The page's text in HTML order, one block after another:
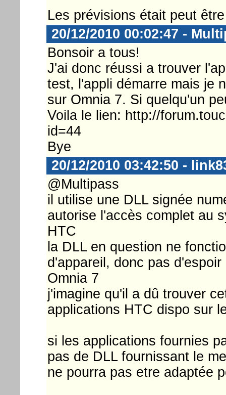
Les prévisions était peut
20/12/2010 00:02:47 -
Bonsoir a tous!
J'ai donc réussi a trouver
test, l'appli démarre mais je
sur Omnia 7. Si quelqu'un
Voila le lien: http://
id=44
Bye
20/12/2010 03:42:50 -
@Multipass
il utilise une DLL signée
autorise l'accès complet au
HTC
la DLL en question ne
d'appareil, donc pas
Omnia 7
j'imagine qu'il a dû trouver
applications HTC dispo sur
si les applications fournies
pas de DLL fournissant le
ne pourra pas etre adaptée